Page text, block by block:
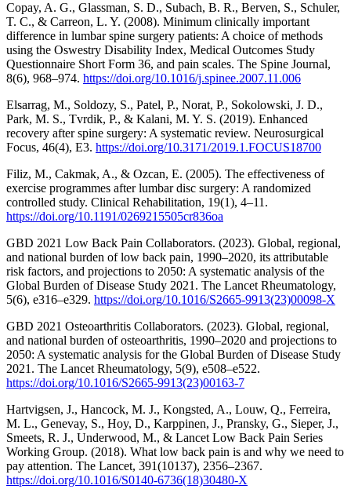
Copay, A. G., Glassman, S. D., Subach, B. R., Berven, S., Schuler,
T. C., & Carreon, L. Y. (2008). Minimum clinically important
difference in lumbar spine surgery patients: A choice of methods
using the Oswestry Disability Index, Medical Outcomes Study
Questionnaire Short Form 36, and pain scales. The Spine Journal,
8(6), 968–974. https://doi.org/10.1016/j.spinee.2007.11.006
Elsarrag, M., Soldozy, S., Patel, P., Norat, P., Sokolowski, J. D.,
Park, M. S., Tvrdik, P., & Kalani, M. Y. S. (2019). Enhanced
recovery after spine surgery: A systematic review. Neurosurgical
Focus, 46(4), E3. https://doi.org/10.3171/2019.1.FOCUS18700
Filiz, M., Cakmak, A., & Ozcan, E. (2005). The effectiveness of
exercise programmes after lumbar disc surgery: A randomized
controlled study. Clinical Rehabilitation, 19(1), 4–11.
https://doi.org/10.1191/0269215505cr836oa
GBD 2021 Low Back Pain Collaborators. (2023). Global, regional,
and national burden of low back pain, 1990–2020, its attributable
risk factors, and projections to 2050: A systematic analysis of the
Global Burden of Disease Study 2021. The Lancet Rheumatology,
5(6), e316–e329. https://doi.org/10.1016/S2665-9913(23)00098-X
GBD 2021 Osteoarthritis Collaborators. (2023). Global, regional,
and national burden of osteoarthritis, 1990–2020 and projections to
2050: A systematic analysis for the Global Burden of Disease Study
2021. The Lancet Rheumatology, 5(9), e508–e522.
https://doi.org/10.1016/S2665-9913(23)00163-7
Hartvigsen, J., Hancock, M. J., Kongsted, A., Louw, Q., Ferreira,
M. L., Genevay, S., Hoy, D., Karppinen, J., Pransky, G., Sieper, J.,
Smeets, R. J., Underwood, M., & Lancet Low Back Pain Series
Working Group. (2018). What low back pain is and why we need to
pay attention. The Lancet, 391(10137), 2356–2367.
https://doi.org/10.1016/S0140-6736(18)30480-X